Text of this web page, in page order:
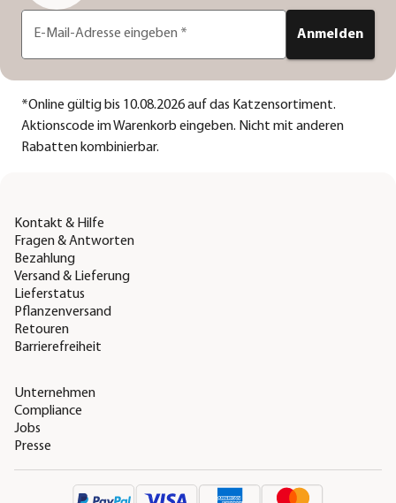
E-Mail-Adresse eingeben * Anmelden
*Online gültig bis 10.08.2026 auf das Katzensortiment.
Aktionscode im Warenkorb eingeben. Nicht mit anderen
Rabatten kombinierbar.
Kontakt & Hilfe
Fragen & Antworten
Bezahlung
Versand & Lieferung
Lieferstatus
Pflanzenversand
Retouren
Barrierefreiheit
Unternehmen
Compliance
Jobs
Presse